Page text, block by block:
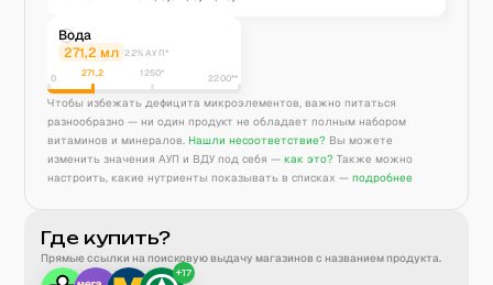
Вода
271,2 мл 22% АУП*
0 271,2 1250* 2200**
Чтобы избежать дефицита микроэлементов, важно питаться
разнообразно — ни один продукт не обладает полным набором
витаминов и минералов. Нашли несоответствие? Вы можете
изменить значения АУП и ВДУ под себя — как это? Также можно
настроить, какие нутриенты показывать в списках — подробнее
Где купить?
Прямые ссылки на поисковую выдачу магазинов с названием продукта.
+17